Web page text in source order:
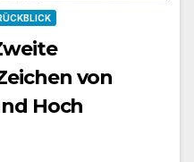
von
Hoch